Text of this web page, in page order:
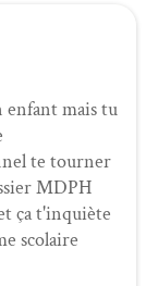
enfant mais tu
te tourner
MDPH
ça t'inquiète
scolaire